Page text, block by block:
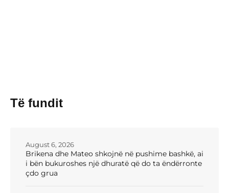
Të fundit
Brikena dhe Mateo shkojnë në pushime bashkë, ai
i bën bukuroshes një dhuratë që do ta ëndërronte
çdo grua
August 6, 2026